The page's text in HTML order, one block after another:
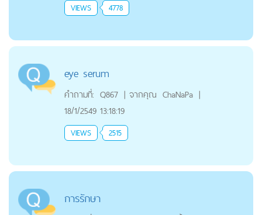
VIEWS 4778
eye serum
คำถามที่: Q867 | จากคุณ ChaNaPa |
18/1/2549 13:18:19
VIEWS 2515
การรักษา